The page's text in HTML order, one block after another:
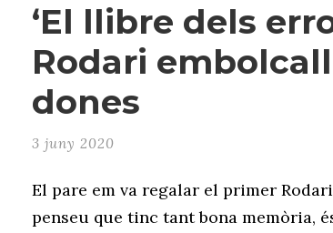
‘El llibre dels
Rodari
dones
3 juny 2020
El pare em va regalar el primer Rodari
penseu que tinc tant bona memòria,